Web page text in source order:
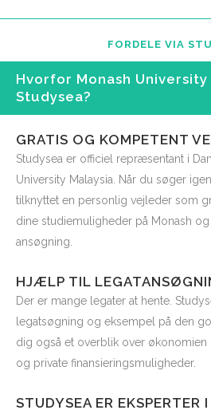
FORDELE VIA
Hvorfor Monash University
Studysea?
GRATIS OG KOMPETENT
Studysea er officiel repræsentant i
University Malaysia. Når du søger
tilknyttet en personlig vejleder som
dine studiemuligheder på Monash
ansøgning.
HJÆLP TIL
Der er mange legater at hente.
legatsøgning og eksempel på den
dig også et overblik over
og private finansieringsmuligheder.
STUDYSEA ER EKSPERTER